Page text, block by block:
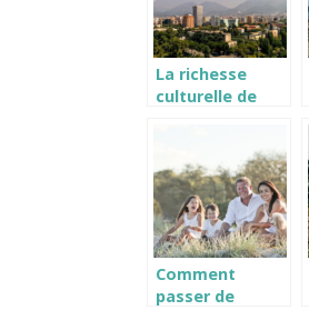
La richesse
culturelle de
religions et
gastronomie
Comment
passer de